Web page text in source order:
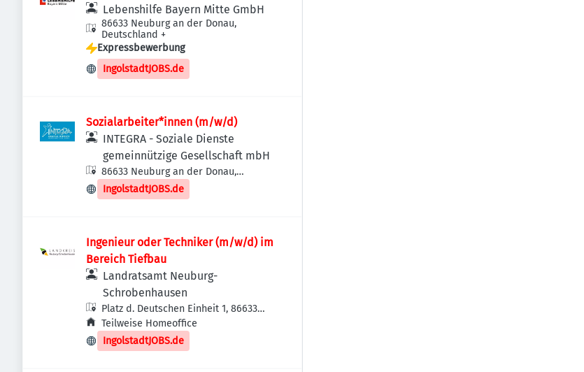
Lebenshilfe Bayern Mitte GmbH
86633 Neuburg an der Donau,
Deutschland +
Expressbewerbung
IngolstadtJOBS.de
Sozialarbeiter*innen (m/w/d)
INTEGRA - Soziale Dienste
gemeinnützige Gesellschaft mbH
86633 Neuburg an der Donau,
Deutschland
IngolstadtJOBS.de
Ingenieur oder Techniker (m/w/d) im
Bereich Tiefbau
Landratsamt Neuburg-
Schrobenhausen
Platz d. Deutschen Einheit 1, 86633
Neuburg an der Donau, Deutschland
Teilweise Homeoffice
IngolstadtJOBS.de